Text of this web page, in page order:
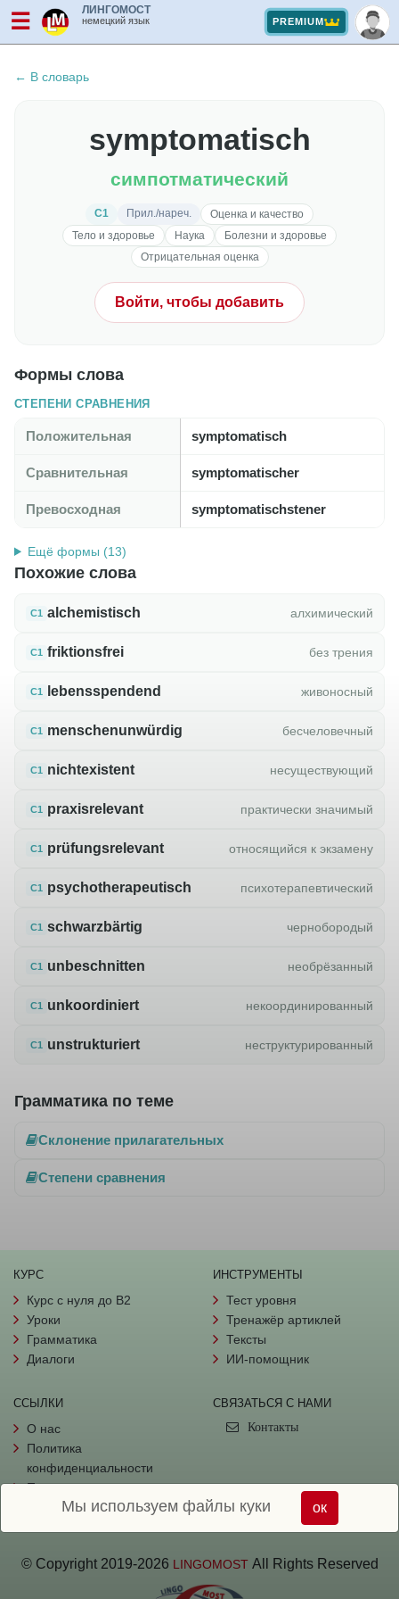
☰ ЛИНГОМОСТ
немецкий язык PREMIUM
← В словарь
symptomatisch
симпотматический
C1 Прил./нареч.
Оценка и качество
Тело и здоровье
Наука
Болезни и здоровье
Отрицательная оценка
Войти, чтобы добавить
Формы слова
СТЕПЕНИ СРАВНЕНИЯ
Положительная symptomatisch
Сравнительная symptomatischer
Превосходная symptomatischstener
Ещё формы (13)
Похожие слова
C1 alchemistisch алхимический
C1 friktionsfrei без трения
C1 lebensspendend живоносный
C1 menschenunwürdig бесчеловечный
C1 nichtexistent несуществующий
C1 praxisrelevant практически значимый
C1 prüfungsrelevant относящийся к экзамену
C1 psychotherapeutisch психотерапевтический
C1 schwarzbärtig чернобородый
C1 unbeschnitten необрёзанный
C1 unkoordiniert некоординированный
C1 unstrukturiert неструктурированный
Грамматика по теме
Склонение прилагательных
Степени сравнения
КУРС
Курс с нуля до B2
Уроки
Грамматика
Диалоги
ИНСТРУМЕНТЫ
Тест уровня
Тренажёр артиклей
Тексты
ИИ-помощник
ССЫЛКИ
О нас
Политика
конфиденциальности
Пользовательское
соглашение
СВЯЗАТЬСЯ С НАМИ
Контакты
© Copyright 2019-2026 LINGOMOST All Rights Reserved
Мы используем файлы куки ок